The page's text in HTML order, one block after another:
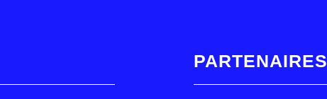
PARTENAIRES